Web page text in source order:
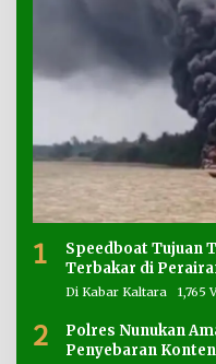
1
Speedboat Tujuan
Terbakar di
Di Kabar Kaltara 1,765
2
Polres Nunukan
Penyebaran Konten